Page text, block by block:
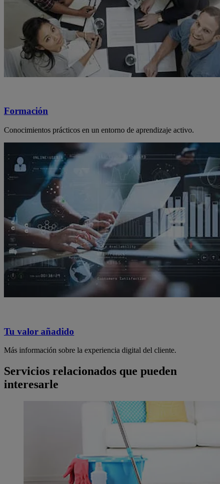
Formación
Conocimientos prácticos en un entorno de aprendizaje activo.
Tu valor añadido
Más información sobre la experiencia digital del cliente.
Servicios relacionados que pueden
interesarle